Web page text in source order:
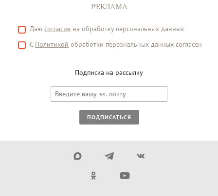
РЕКЛАМА
Даю согласие на обработку персональных данных
С Политикой обработки персональных данных согласен
Подписка на рассылку
ПОДПИСАТЬСЯ